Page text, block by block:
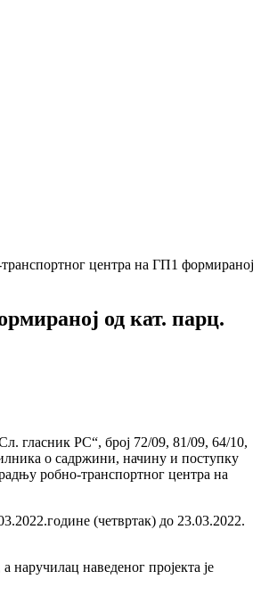
транспортног центра на ГП1 формираној
од кат. парц.
гласник РС“, број 72/09, 81/09, 64/10,
о садржини, начину и поступку
робно-транспортног центра на
(четвртак) до 23.03.2022.
наручилац наведеног пројекта је